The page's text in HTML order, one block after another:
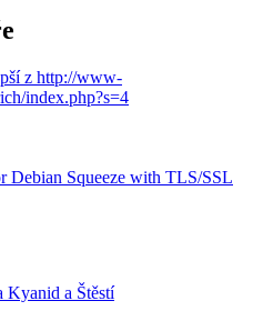
z http://www-
index.php?s=4
Debian Squeeze with TLS/SSL
Kyanid a Štěstí